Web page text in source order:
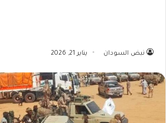
نبض السودان يناير 21, 2026